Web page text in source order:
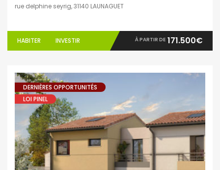
rue delphine seyrig, 31140 LAUNAGUET
HABITER INVESTIR À PARTIR DE 171.500€
DERNIÈRES OPPORTUNITÉS
LOI PINEL